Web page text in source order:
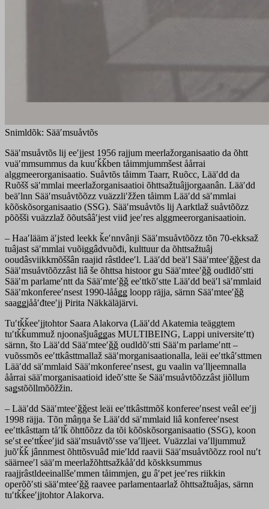
Snimldõk: Sääʹmsuåvtõs
Sääʹmsuåvtõs lij eeʹjjest 1956 rajjum meerlažorganisaatio da õhtt
vuäʹmmsummus da kuuʹǩǩben tåimmjummšest åårrai
alggmeerorganisaatio. Suåvtõs tåimm Taarr, Ruõcc, Lääʹdd da
Ruõšš säʹmmlai meerlažorganisaatioi õhttsažtuâjjorgaanân. Lääʹdd
beäʹlnn Sääʹmsuåvtõõzz vuäzzliʹžžen tåimm Lääʹdd säʹmmlai
kõõskõsorganisaatio (SSG). Sääʹmsuåvtõs lij Aarktlaž suåvtõõzz
põõšši vuäzzlaž õõutsââʹjest viiđ jeeʹres alggmeerorganisaatioin.
– Haaʹlääm äʹjsted leekk ǩeʹnnvânji Sääʹmsuåvtõõzz tõn 70-ekksaž
tuâjast säʹmmlai vuõiggâdvuõđi, kulttuur da õhttsažtuâj
ooudâsviikkmõššân raajid râstldeeʹl. Lääʹdd beäʹl Sääʹmteeʹǧǧest da
Sääʹmsuåvtõõzzâst liâ še õhttsa histoor ǥu Sääʹmteeʹǧǧ oudldõʹstti
Sääʹm parlameʹntt da Sääʹmteʹǧǧ eeʹttkõʹstte Lääʹdd beäʹl säʹmmlaid
Sääʹmkonfereeʹnsest 1990-lååǥǥ loopp räjja, särnn Sääʹmteeʹǧǧ
saaǥǥjååʹđteeʹjj Pirita Näkkäläjärvi.
Tuʹtǩǩeeʹjjtohtor Saara Alakorva (Lääʹdd Akatemia teäggtem
tuʹtǩǩummuž njoonašjuâǥǥas MULTIBEING, Lappi universiteʹtt)
särnn, što Lääʹdd Sääʹmteeʹǧǧ oudldõʹstti Sääʹm parlameʹntt –
vuõssmõs eeʹttkâsttmallaž sääʹmorganisaationalla, leäi eeʹttkâʹsttmen
Lääʹdd säʹmmlaid Sääʹmkonfereeʹnsest, ǥu vaalin vaʹlljeemnalla
åårrai sääʹmorganisaatioid ideõʹstte še Sääʹmsuåvtõõzzâst jiõllum
saǥstõõllmõõžžin.
– Lääʹdd Sääʹmteeʹǧǧest leäi eeʹttkâsttmõš konfereeʹnsest veâl eeʹjj
1998 räjja. Tõn mâŋŋa še Lääʹdd säʹmmlaid liâ konfereeʹnsest
eeʹttkâsttam tåʹlǩ õhttõõzz da tõi kõõskõsorganisaatio (SSG), koon
seʹst eeʹttǩeeʹjid sääʹmsuåvtõʹsse vaʹlljeet. Vuäzzlai vaʹlljummuž
juõʹǩǩ jânnmest õhttõsvuâđ mieʹldd raavii Sääʹmsuåvtõõzz rool nuʹt
säärneeʹl sääʹm meerlažõhttsažkååʹdd kõskksummus
raajjrâstldeeinallšeʹmmen tåimmjen, ǥu âʹpet jeeʹres riikkin
operõõʹsti sääʹmteeʹǧǧ raavee parlamentaarlaž õhttsažtuâjas, särnn
tuʹtǩǩeeʹjjtohtor Alakorva.